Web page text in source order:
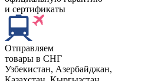
и сертификаты
Отправляем
товары в СНГ
Узбекистан, Aзербайджан,